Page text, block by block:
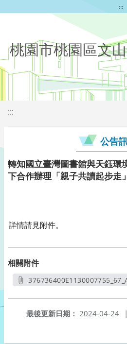
:::
桃園市桃園區文
:::
公告
轉知國立臺灣圖書館與天鈺環
下合作辦理「親子共讀起步走
詳情請見附件。
相關附件
最後更新日期： 2024-04-24
|